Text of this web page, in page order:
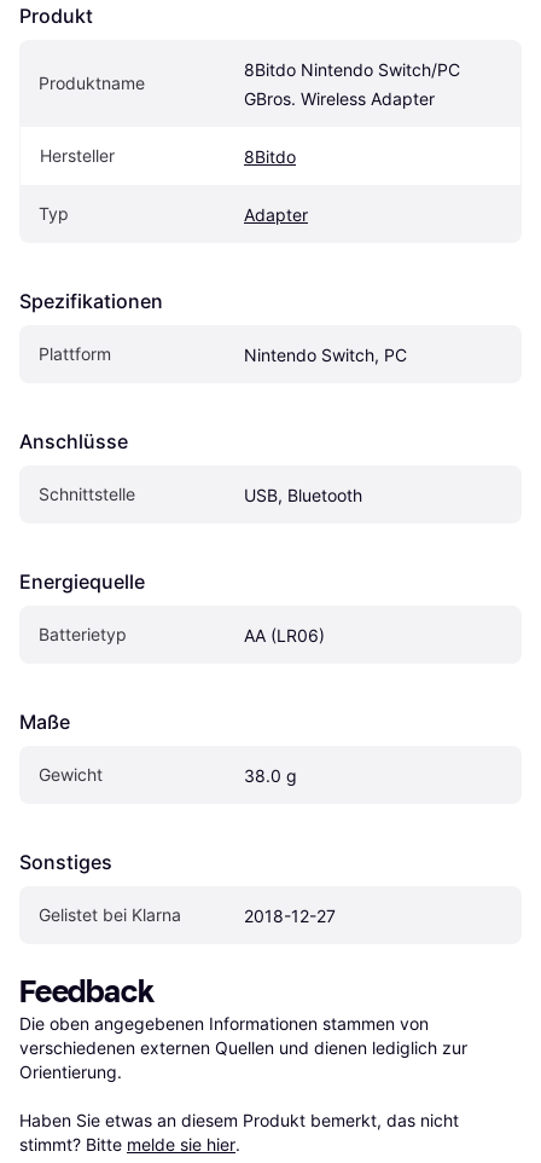
Produkt
Produktname
8Bitdo Nintendo Switch/PC
GBros. Wireless Adapter
Hersteller 8Bitdo
Typ Adapter
Spezifikationen
Plattform Nintendo Switch, PC
Anschlüsse
Schnittstelle USB, Bluetooth
Energiequelle
Batterietyp AA (LR06)
Maße
Gewicht 38.0 g
Sonstiges
Gelistet bei Klarna 2018-12-27
Feedback
Die oben angegebenen Informationen stammen von
verschiedenen externen Quellen und dienen lediglich zur
Orientierung.
Haben Sie etwas an diesem Produkt bemerkt, das nicht
stimmt? Bitte melde sie hier.